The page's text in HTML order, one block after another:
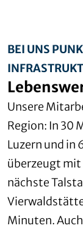
BEI UNS
Unsere
Region: In 30
Luzern und in
überzeugt mit
nächste
Minuten.